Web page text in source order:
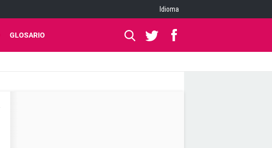
Idioma
GLOSARIO